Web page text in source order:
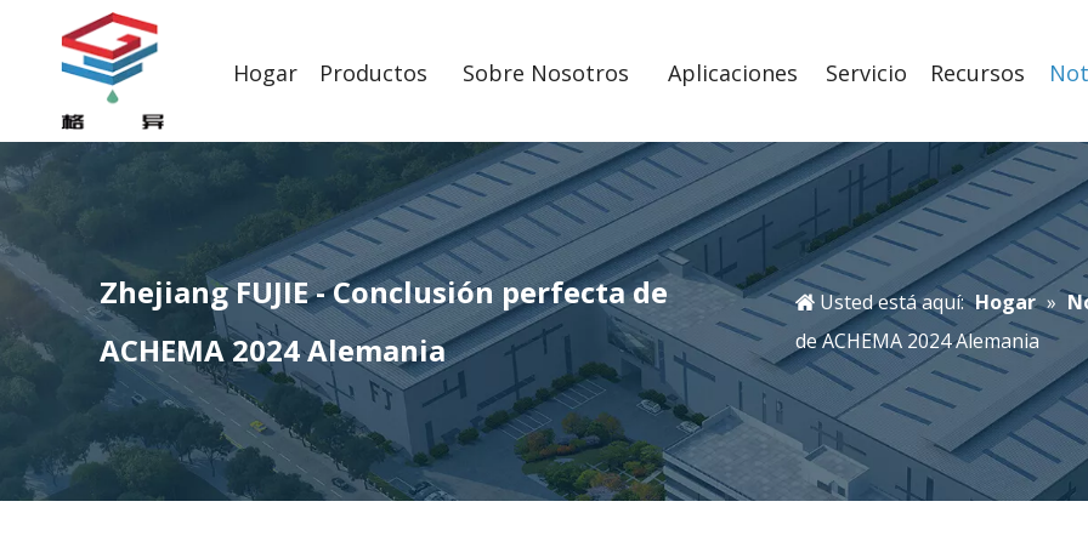
Hogar Productos Sobre Nosotros Aplicaciones Servicio Recursos
Zhejiang FUJIE - Conclusión perfecta de
ACHEMA 2024 Alemania
Usted está aquí: Hogar »
de ACHEMA 2024 Alemania